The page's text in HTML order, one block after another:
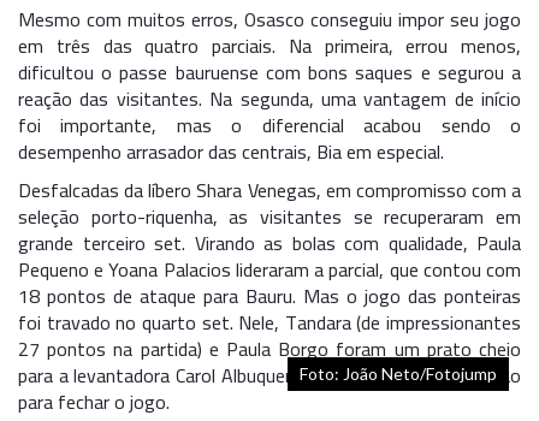
Mesmo com muitos erros, Osasco conseguiu impor seu jogo
em três das quatro parciais. Na primeira, errou menos,
dificultou o passe bauruense com bons saques e segurou a
reação das visitantes. Na segunda, uma vantagem de início
foi importante, mas o diferencial acabou sendo o
desempenho arrasador das centrais, Bia em especial.
Desfalcadas da líbero Shara Venegas, em compromisso com a
seleção porto-riquenha, as visitantes se recuperaram em
grande terceiro set. Virando as bolas com qualidade, Paula
Pequeno e Yoana Palacios lideraram a parcial, que contou com
18 pontos de ataque para Bauru. Mas o jogo das ponteiras
foi travado no quarto set. Nele, Tandara (de impressionantes
27 pontos na partida) e Paula Borgo foram um prato cheio
para a levantadora Carol Albuquerque, que abusou da variação
para fechar o jogo.
Foto: João Neto/Fotojump